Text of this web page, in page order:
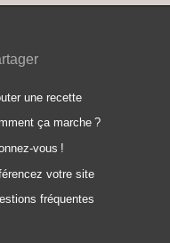
une recette
ça marche?
vous !
votre site
fréquentes